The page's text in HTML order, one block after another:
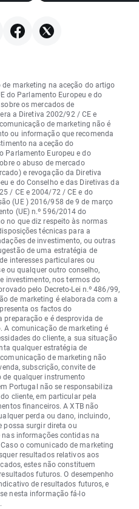
marketing na aceção do artigo
do Parlamento Europeu e do
os mercados de
a Diretiva 2002/92 / CE e
de marketing não é
ou informação que recomenda
na aceção do
Parlamento Europeu e do
o abuso de mercado
e revogação da Diretiva
e do Conselho e das Diretivas da
/ CE e 2004/72 / CE e do
(UE ) 2016/958 de 9 de março
(UE) n.º 596/2014 do
no que diz respeito às normas
técnicas para a
de investimento, ou outras
de uma estratégia de
interesses particulares ou
ou qualquer outro conselho,
investimento, nos termos do
pelo Decreto-Lei n.º 486/99,
de marketing é elaborada com a
os factos do
e é desprovida de
A comunicação de marketing é
do cliente, a sua situação
qualquer estratégia de
de marketing não
subscrição, convite de
qualquer instrumento
Portugal não se responsabiliza
cliente, em particular pela
financeiros. A XTB não
perda ou dano, incluindo,
possa surgir direta ou
informações contidas na
o comunicado de marketing
resultados relativos aos
estes não constituem
futuros. O desempenho
de resultados futuros, e
nesta informação fá-lo